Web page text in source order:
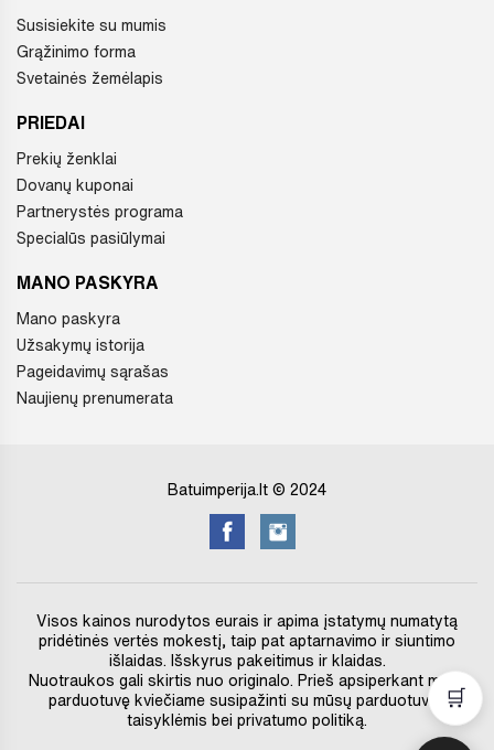
Susisiekite su mumis
Grąžinimo forma
Svetainės žemėlapis
PRIEDAI
Prekių ženklai
Dovanų kuponai
Partnerystės programa
Specialūs pasiūlymai
MANO PASKYRA
Mano paskyra
Užsakymų istorija
Pageidavimų sąrašas
Naujienų prenumerata
Batuimperija.lt © 2024
Visos kainos nurodytos eurais ir apima įstatymų numatytą
pridėtinės vertės mokestį, taip pat aptarnavimo ir siuntimo
išlaidas. Išskyrus pakeitimus ir klaidas.
Nuotraukos gali skirtis nuo originalo. Prieš apsiperkant mūsų
parduotuvę kviečiame susipažinti su mūsų parduotuvės
taisyklėmis bei privatumo politiką.
🛒